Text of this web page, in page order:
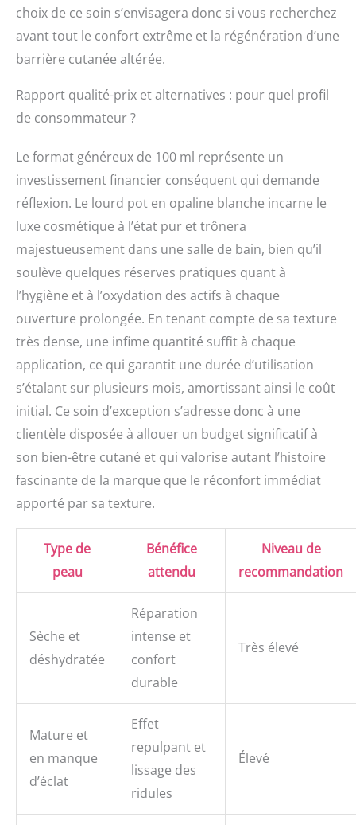
choix de ce soin s’envisagera donc si vous recherchez
avant tout le confort extrême et la régénération d’une
barrière cutanée altérée.
Rapport qualité-prix et alternatives : pour quel profil
de consommateur ?
Le format généreux de 100 ml représente un
investissement financier conséquent qui demande
réflexion. Le lourd pot en opaline blanche incarne le
luxe cosmétique à l’état pur et trônera
majestueusement dans une salle de bain, bien qu’il
soulève quelques réserves pratiques quant à
l’hygiène et à l’oxydation des actifs à chaque
ouverture prolongée. En tenant compte de sa texture
très dense, une infime quantité suffit à chaque
application, ce qui garantit une durée d’utilisation
s’étalant sur plusieurs mois, amortissant ainsi le coût
initial. Ce soin d’exception s’adresse donc à une
clientèle disposée à allouer un budget significatif à
son bien-être cutané et qui valorise autant l’histoire
fascinante de la marque que le réconfort immédiat
apporté par sa texture.
Type de
peau
Bénéfice
attendu
Niveau de
recommandation
Sèche et
déshydratée
Réparation
intense et
confort
durable
Très élevé
Mature et
en manque
d’éclat
Effet
repulpant et
lissage des
ridules
Élevé